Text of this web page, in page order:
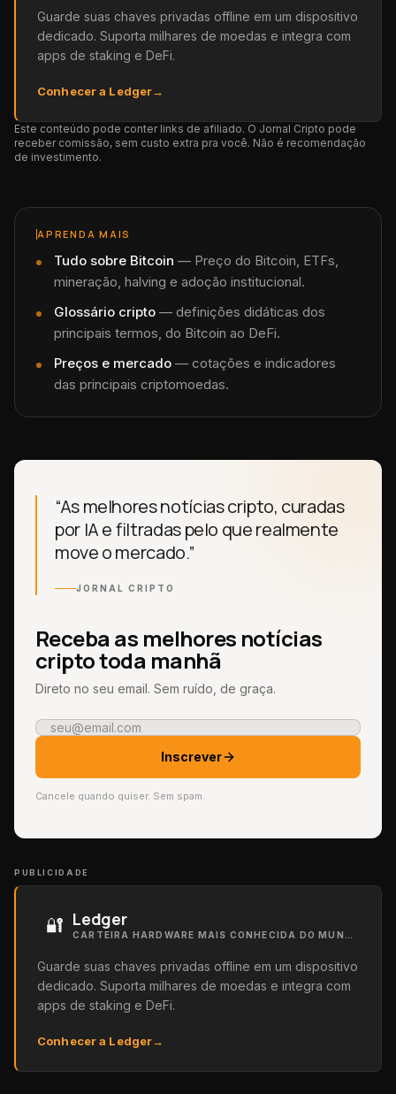
Guarde suas chaves privadas offline em um dispositivo
dedicado. Suporta milhares de moedas e integra com
apps de staking e DeFi.
Conhecer a Ledger→
Este conteúdo pode conter links de afiliado. O Jornal Cripto pode
receber comissão, sem custo extra pra você. Não é recomendação
de investimento.
APRENDA MAIS
Tudo sobre Bitcoin — Preço do Bitcoin, ETFs,
mineração, halving e adoção institucional.
Glossário cripto — definições didáticas dos
principais termos, do Bitcoin ao DeFi.
Preços e mercado — cotações e indicadores
das principais criptomoedas.
“As melhores notícias cripto, curadas
por IA e filtradas pelo que realmente
move o mercado.”
JORNAL CRIPTO
Receba as melhores notícias
cripto toda manhã
Direto no seu email. Sem ruído, de graça.
Inscrever
Cancele quando quiser. Sem spam.
PUBLICIDADE
🔐 Ledger
Guarde suas chaves privadas offline em um dispositivo
dedicado. Suporta milhares de moedas e integra com
apps de staking e DeFi.
Conhecer a Ledger→